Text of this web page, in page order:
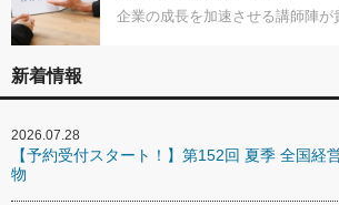
企業の成長を加速させる講師陣が
新着情報
2026.07.28
【予約受付スタート！】第152回 夏季 全国経
物